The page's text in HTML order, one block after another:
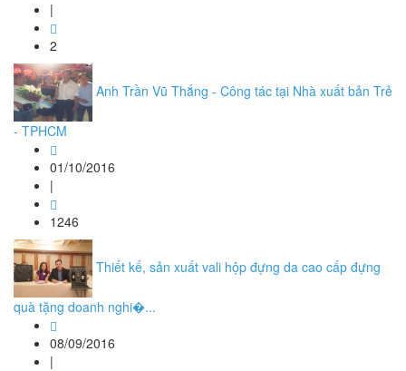
|
2
Anh Trần Vũ Thắng - Công tác tại Nhà xuất bản Trẻ
- TPHCM
01/10/2016
|
1246
Thiết kế, sản xuất vali hộp đựng da cao cấp đựng
quà tặng doanh nghi�...
08/09/2016
|